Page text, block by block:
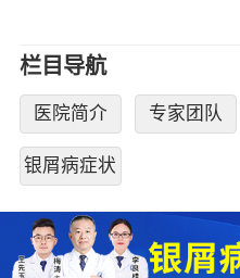
栏目导航
医院简介 专家团队
银屑病症状